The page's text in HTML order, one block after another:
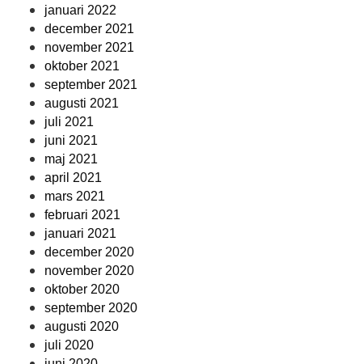
januari 2022
december 2021
november 2021
oktober 2021
september 2021
augusti 2021
juli 2021
juni 2021
maj 2021
april 2021
mars 2021
februari 2021
januari 2021
december 2020
november 2020
oktober 2020
september 2020
augusti 2020
juli 2020